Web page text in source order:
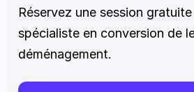
Réservez une session
spécialiste en conversion de
déménagement.